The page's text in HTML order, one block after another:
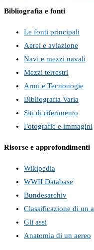
Bibliografia e fonti
Le fonti principali
Aerei e aviazione
Navi e mezzi navali
Mezzi terrestri
Armi e Tecnonogie
Bibliografia Varia
Siti di riferimento
Fotografie e immagini
Risorse e approfondimenti
Wikipedia
WWII Database
Bundesarchiv
Classificazione di un
Gli assi
Anatomia di un aereo